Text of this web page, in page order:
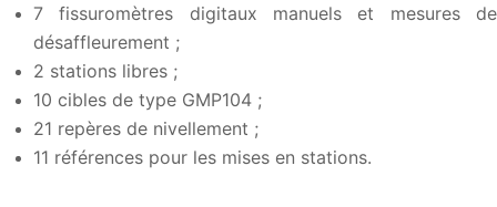
7 fissuromètres digitaux manuels et mesures de
désaffleurement ;
2 stations libres ;
10 cibles de type GMP104 ;
21 repères de nivellement ;
11 références pour les mises en stations.